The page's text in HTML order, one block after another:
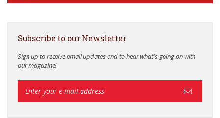
Subscribe to our Newsletter
Sign up to receive email updates and to hear what's going on with
our magazine!